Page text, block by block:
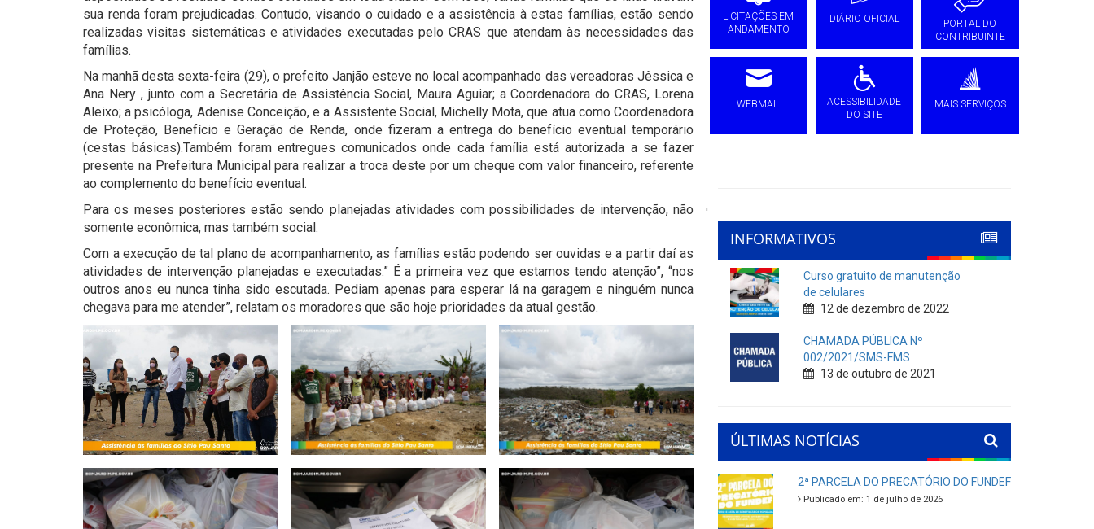
sua renda foram prejudicadas. Contudo, visando o cuidado e a assistência à estas famílias, estão sendo
realizadas visitas sistemáticas e atividades executadas pelo CRAS que atendam às necessidades das
famílias.
Na manhã desta sexta-feira (29), o prefeito Janjão esteve no local acompanhado das vereadoras Jêssica e
Ana Nery , junto com a Secretária de Assistência Social, Maura Aguiar; a Coordenadora do CRAS, Lorena
Aleixo; a psicóloga, Adenise Conceição, e a Assistente Social, Michelly Mota, que atua como Coordenadora
de Proteção, Benefício e Geração de Renda, onde fizeram a entrega do benefício eventual temporário
(cestas básicas).Também foram entregues comunicados onde cada família está autorizada a se fazer
presente na Prefeitura Municipal para realizar a troca deste por um cheque com valor financeiro, referente
ao complemento do benefício eventual.
Para os meses posteriores estão sendo planejadas atividades com possibilidades de intervenção, não
somente econômica, mas também social.
Com a execução de tal plano de acompanhamento, as famílias estão podendo ser ouvidas e a partir daí as
atividades de intervenção planejadas e executadas.” É a primeira vez que estamos tendo atenção”, “nos
outros anos eu nunca tinha sido escutada. Pediam apenas para esperar lá na garagem e ninguém nunca
chegava para me atender”, relatam os moradores que são hoje prioridades da atual gestão.
LICITAÇÕES EM
ANDAMENTO
DIÁRIO OFICIAL
PORTAL DO
CONTRIBUINTE
WEBMAIL
ACESSIBILIDADE
DO SITE
MAIS SERVIÇOS
'
INFORMATIVOS
Curso gratuito de manutenção
de celulares
12 de dezembro de 2022
CHAMADA PÚBLICA Nº
002/2021/SMS-FMS
13 de outubro de 2021
ÚLTIMAS NOTÍCIAS
2ª PARCELA DO PRECATÓRIO DO FUNDEF
Publicado em: 1 de julho de 2026